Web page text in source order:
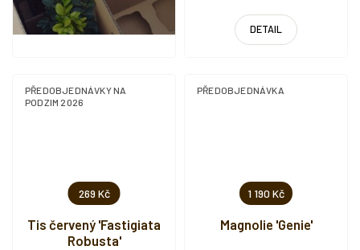
DETAIL
269 Kč
Tis červený 'Fastigiata
Robusta'
PŘEDOBJEDNÁVKY NA
PODZIM 2026
1 190 Kč
Magnolie 'Genie'
PŘEDOBJEDNÁVKA